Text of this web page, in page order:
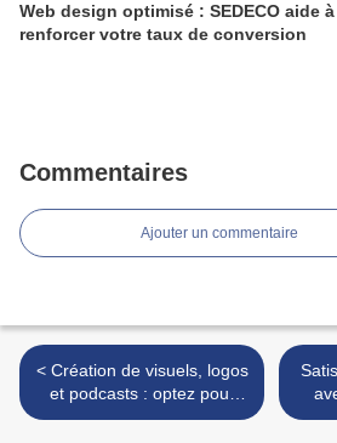
Web design optimisé : SEDECO aide à
renforcer votre taux de conversion
Commentaires
Ajouter un commentaire
< Création de visuels, logos
et podcasts : optez pour
SEDECO